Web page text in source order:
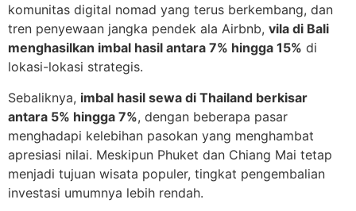
komunitas digital nomad yang terus berkembang, dan
tren penyewaan jangka pendek ala Airbnb, vila di Bali
menghasilkan imbal hasil antara 7% hingga 15% di
lokasi-lokasi strategis.
Sebaliknya, imbal hasil sewa di Thailand berkisar
antara 5% hingga 7%, dengan beberapa pasar
menghadapi kelebihan pasokan yang menghambat
apresiasi nilai. Meskipun Phuket dan Chiang Mai tetap
menjadi tujuan wisata populer, tingkat pengembalian
investasi umumnya lebih rendah.